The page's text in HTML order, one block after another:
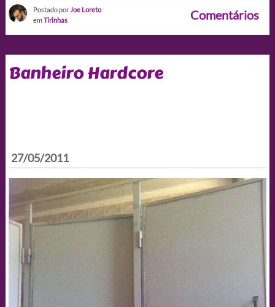
Postado por Joe Loreto
emTirinhas Comentários
Banheiro Hardcore
27/05/2011